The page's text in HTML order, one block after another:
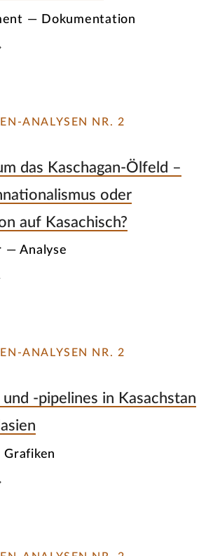
— Dokumentation
ANALYSEN NR. 2
das Kaschagan-Ölfeld –
oder
auf Kasachisch?
— Analyse
ANALYSEN NR. 2
-pipelines in Kasachstan
Grafiken